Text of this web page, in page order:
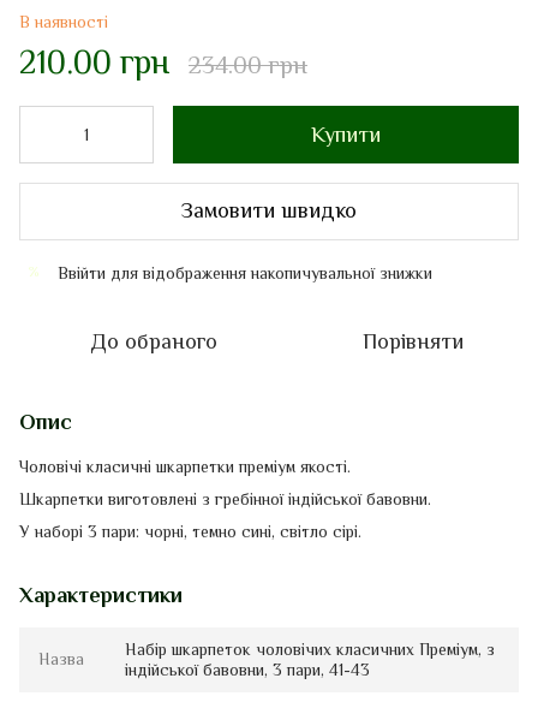
В наявності
210.00 грн 234.00 грн
Купити
Замовити швидко
% Ввійти для відображення накопичувальної знижки
До обраного Порівняти
Опис
Чоловічі класичні шкарпетки преміум якості.
Шкарпетки виготовлені з гребінної індійської бавовни.
У наборі 3 пари: чорні, темно сині, світло сірі.
Характеристики
Назва
Набір шкарпеток чоловічих класичних Преміум, з
індійської бавовни, 3 пари, 41-43